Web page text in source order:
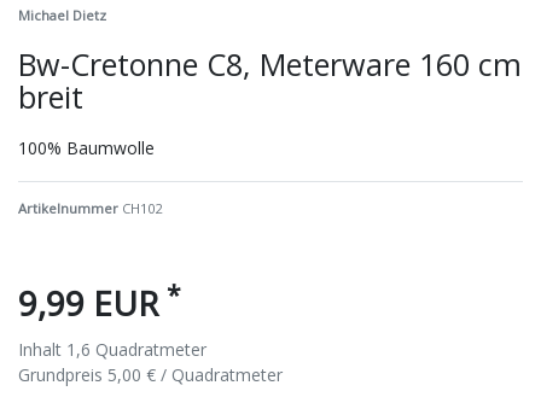
Michael Dietz
Bw-Cretonne C8, Meterware 160 cm
breit
100% Baumwolle
Artikelnummer CH102
9,99 EUR *
Inhalt 1,6 Quadratmeter
Grundpreis 5,00 € / Quadratmeter